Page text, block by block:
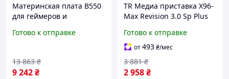
Материнская плата B550
для геймеров и
ГБ ОЗУ DDR4 4600 MHz с
FLAME
Готово к отправке
9 242₴
13 863 ₴
TR Медиа приставка X96-
Max Revision 3.0 Sp Plus
встроенной памяти для
поток SpeR-4N
Готово к отправке
от493₴/мес
2 958₴
3 881 ₴